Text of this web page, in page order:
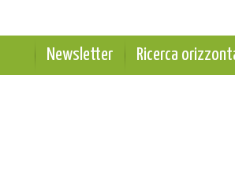
Newsletter Ricerca